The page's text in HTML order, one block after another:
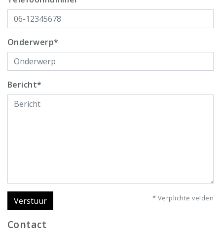
Onderwerp*
Bericht*
Verstuur * Verplichte velden
Contact